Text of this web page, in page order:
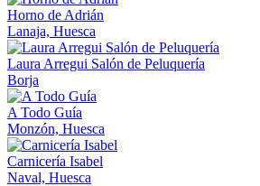
Horno de Adrián
Lanaja, Huesca
Laura Arregui Salón de Peluquería
Borja
A Todo Guía
Monzón, Huesca
Carnicería Isabel
Naval, Huesca